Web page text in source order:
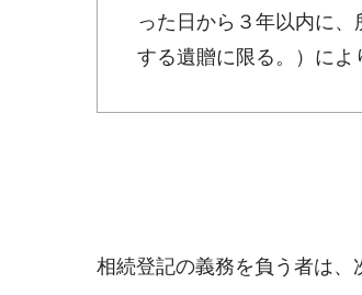
った日から３年以内に
する遺贈に限る。）によ
相続登記の義務を負う者は、